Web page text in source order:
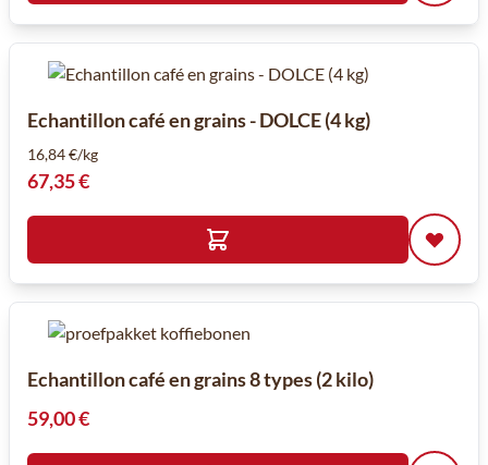
Echantillon café en grains - DOLCE (4 kg)
16,84 €/kg
67,35 €
Echantillon café en grains 8 types (2 kilo)
59,00 €